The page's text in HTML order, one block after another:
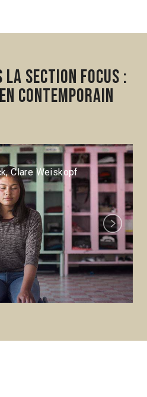
la section Focus :
contemporain
Clare Weiskopf
Next